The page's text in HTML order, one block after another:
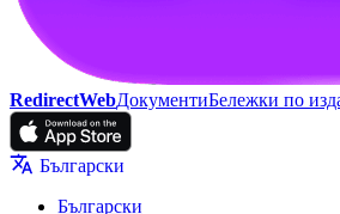
RedirectWebДокументиБележки по
Български
Български